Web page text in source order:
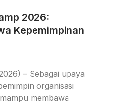
2026:
Kepemimpinan
– Sebagai upaya
organisasi
membawa